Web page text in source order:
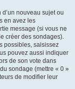
nouveau sujet ou
en avez les
message (si vous ne
créer des sondages).
possibles, saisissez
pouvez aussi indiquer
de son vote dans
sondage (mettre « 0 »
de modifier leur